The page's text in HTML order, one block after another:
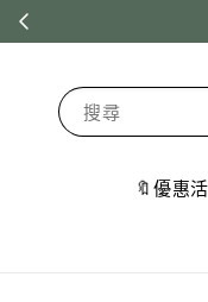
搜尋
🔖優惠